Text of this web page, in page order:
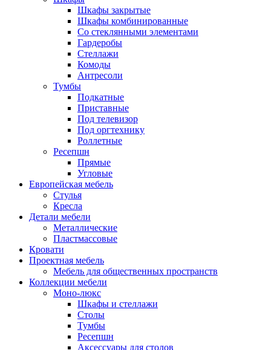
Шкафы закрытые
Шкафы комбинированные
Со стеклянными элементами
Гардеробы
Стеллажи
Комоды
Антресоли
Тумбы
Подкатные
Приставные
Под телевизор
Под оргтехнику
Роллетные
Ресепшн
Прямые
Угловые
Европейская мебель
Стулья
Кресла
Детали мебели
Металлические
Пластмассовые
Кровати
Проектная мебель
Мебель для общественных пространств
Коллекции мебели
Моно-люкс
Шкафы и стеллажи
Столы
Тумбы
Ресепшн
Аксессуары для столов